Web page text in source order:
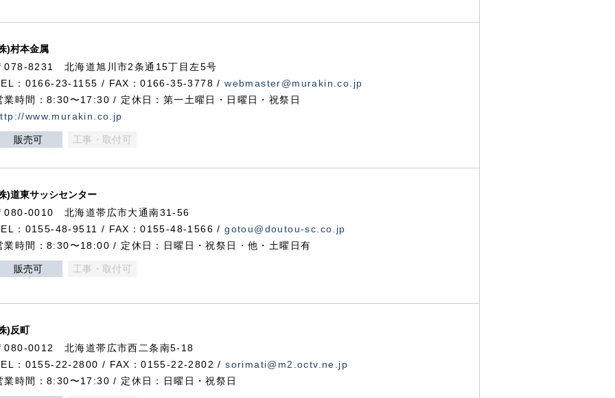
)村本金属
078-8231 北海道旭川市2条通15丁目左5号
：0166-23-1155 / FAX：0166-35-3778 /webmaster@murakin.co.jp
業時間：8:30〜17:30 / 定休日：第一土曜日・日曜日・祝祭日
www.murakin.co.jp
販売可 工事・取付可
)道東サッシセンター
080-0010 北海道帯広市大通南31-56
：0155-48-9511 / FAX：0155-48-1566 /gotou@doutou-sc.co.jp
業時間：8:30〜18:00 / 定休日：日曜日・祝祭日・他・土曜日有
販売可 工事・取付可
)反町
080-0012 北海道帯広市西二条南5-18
：0155-22-2800 / FAX：0155-22-2802 /sorimati@m2.octv.ne.jp
業時間：8:30〜17:30 / 定休日：日曜日・祝祭日